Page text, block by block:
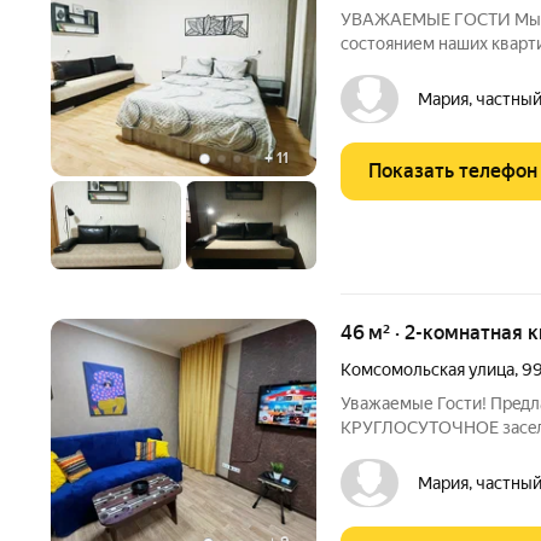
+11
УВАЖАЕМЫЕ ГОСТИ Мы
состоянием наших
праздники и т.п наши
ДИСТАНЦИОННОЕ Время
Мария,
Показать телефон
46 м² · 2-комнатная
Комсомольская улица,99
Уважаемые Гоcти!
КPУГЛOCУTOЧНОЕ
рублей возвращается
лет 2000. ( залог не
Мария,